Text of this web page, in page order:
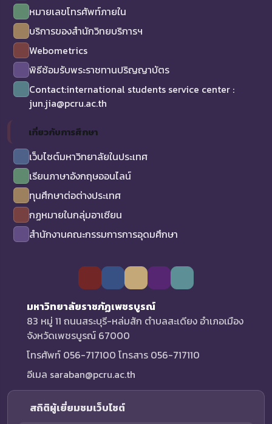
หมายเลขโทรศัพท์ภายใน
บริการของสำนักวิทยบริการฯ
Webometrics
พิธีซ้อมรับพระราชทานปริญญาบัตร
Contact:international students service center :
jun.jia@pcru.ac.th
เกี่ยวกับการศึกษา
เว็บไซต์มหาวิทยาลัยในประเทศ
เรียนภาษาอังกฤษออนไลน์
ทุนศึกษาต่อต่างประเทศ
กฏหมายในกลุ่มอาเซียน
สำนักงานคณะกรรมการการอุดมศึกษา
มหาวิทยาลัยราชภัฏเพชรบูรณ์
83 หมู่ 11 ถนนสระบุรี-หล่มสัก ตำบลสะเดียง อำเภอเมือง
จังหวัดเพชรบูรณ์ 67000
โทรศัพท์ 056-717100 โทรสาร 056-717110
อีเมล saraban@pcru.ac.th
สถิติผู้เยี่ยมชมเว็บไซต์